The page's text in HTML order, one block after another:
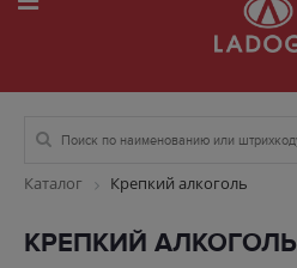
Каталог Крепкий алкоголь
КРЕПКИЙ АЛКОГОЛЬ